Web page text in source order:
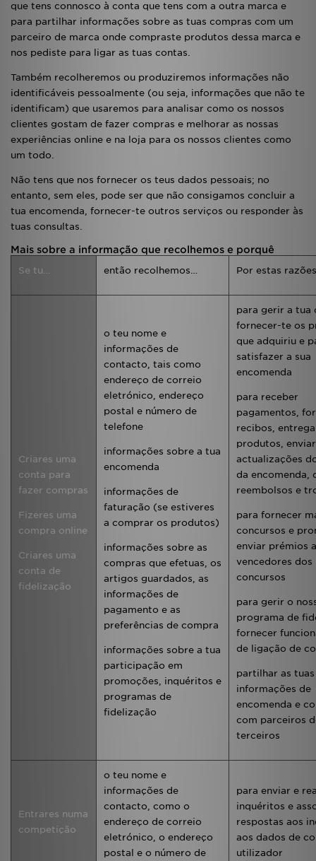
que tens connosco à conta que tens com a outra marca e
para partilhar informações sobre as tuas compras com um
parceiro de marca onde compraste produtos dessa marca e
nos pediste para ligar as tuas contas.
Também recolheremos ou produziremos informações não
identificáveis pessoalmente (ou seja, informações que não te
identificam) que usaremos para analisar como os nossos
clientes gostam de fazer compras e melhorar as nossas
experiências online e na loja para os nossos clientes como
um todo.
Não tens que nos fornecer os teus dados pessoais; no
entanto, sem eles, pode ser que não consigamos concluir a
tua encomenda, fornecer-te outros serviços ou responder às
tuas consultas.
Mais sobre a informação que recolhemos e porquê
Se tu… então recolhemos… Por estas
Criares uma
conta para
fazer compras
Fizeres uma
compra online
Criares uma
conta de
fidelização
o teu nome e
informações de
contacto, tais como
endereço de correio
eletrónico, endereço
postal e número de
telefone
informações sobre a tua
encomenda
informações de
faturação (se estiveres
a comprar os produtos)
informações sobre as
compras que efetuas, os
artigos guardados, as
informações de
pagamento e as
preferências de compra
informações sobre a tua
participação em
promoções, inquéritos e
programas de
fidelização
para gerir a tua
fornecer-te os
que adquiriu e
satisfazer a sua
encomenda
para receber
pagamentos,
recibos,
produtos, enviar
actualizações
da encomenda,
reembolsos e
para fornecer
concursos e
enviar prémios
vencedores dos
concursos
para gerir o
programa de
fornecer
de ligação de
partilhar as tuas
informações de
encomenda e
com parceiros
terceiros
Entrares numa
competição
o teu nome e
informações de
contacto, como o
endereço de correio
eletrónico, o endereço
postal e o número de
para enviar e
inquéritos e
respostas aos
aos dados de
utilizador